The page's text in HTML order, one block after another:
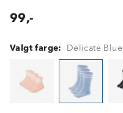
99,-
Valgt farge: Delicate Blue